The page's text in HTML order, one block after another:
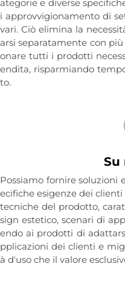
ategorie e diverse
i approvvigionamento di
vari. Ciò elimina la
arsi separatamente con
onare tutti i prodotti
endita, risparmiando
to.
Su
Possiamo fornire soluzioni
ecifiche esigenze dei
tecniche del prodotto,
sign estetico, scenari di
endo ai prodotti di
pplicazioni dei clienti e
à d'uso che il valore